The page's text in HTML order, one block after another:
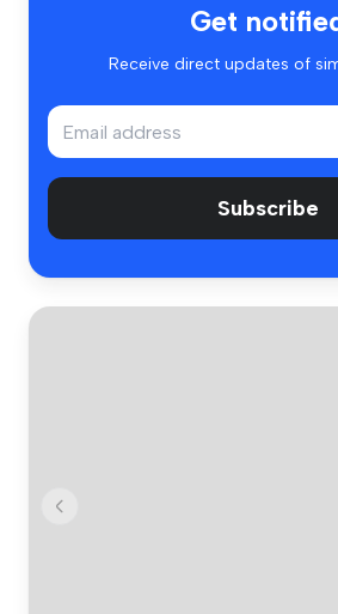
Get
Receive direct updates of
Subscribe